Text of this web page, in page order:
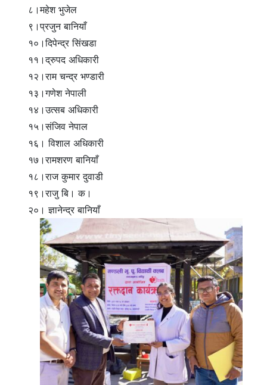
८।महेश भुजेल
९।प्रजुन बानियाँ
१०।दिपेन्द्र सिंखडा
११।द्रुपद अधिकारी
१२।राम चन्द्र भण्डारी
१३।गणेश नेपाली
१४।उत्सब अधिकारी
१५।संजिव नेपाल
१६। विशाल अधिकारी
१७।रामशरण बानियाँ
१८।राज कुमार दुवाडी
१९।राजु बि। क।
२०। ज्ञानेन्द्र बानियाँ